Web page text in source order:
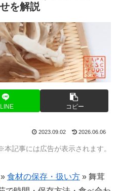
を解説
LINE コピー
2023.09.02 2026.06.06
本記事には広告が表示されます。
» 食材の保存・扱い方 » 舞茸